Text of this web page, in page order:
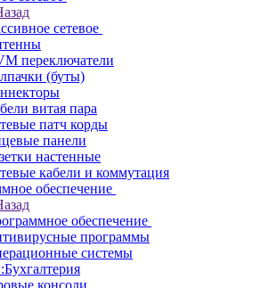
сетевое
переключатели
(буты)
витая пара
патч корды
панели
настенные
кабели и коммутация
обеспечение
обеспечение
программы
системы
консоли